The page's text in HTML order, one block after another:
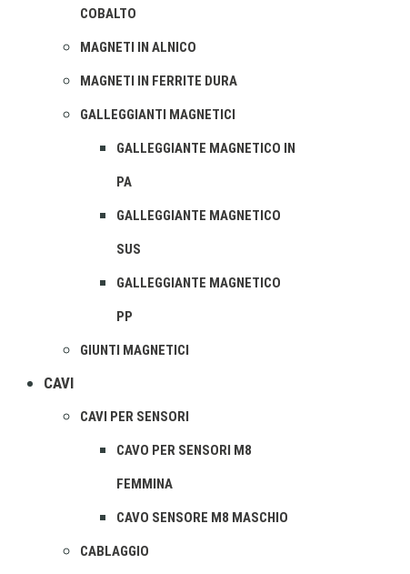
COBALTO
MAGNETI IN ALNICO
MAGNETI IN FERRITE DURA
GALLEGGIANTI MAGNETICI
GALLEGGIANTE MAGNETICO IN
PA
GALLEGGIANTE MAGNETICO
SUS
GALLEGGIANTE MAGNETICO
PP
GIUNTI MAGNETICI
CAVI
CAVI PER SENSORI
CAVO PER SENSORI M8
FEMMINA
CAVO SENSORE M8 MASCHIO
CABLAGGIO